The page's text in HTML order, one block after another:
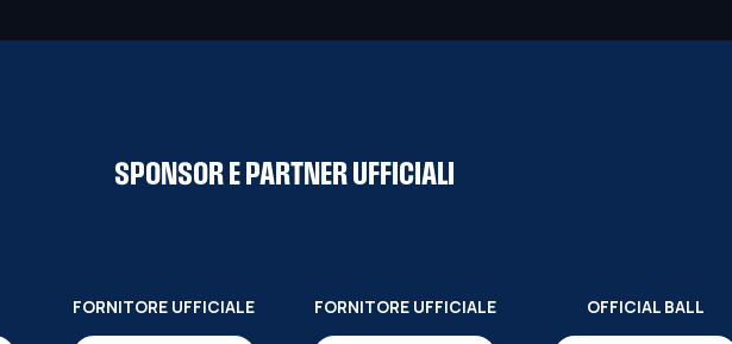
SPONSOR E PARTNER UFFICIALI
FORNITORE UFFICIALE FORNITORE UFFICIALE OFFICIAL BALL